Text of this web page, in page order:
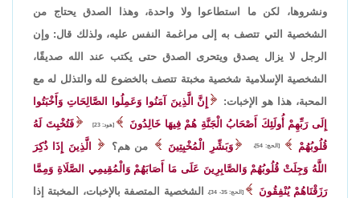
ونشروها، لكن ما استطاعوا ولا واحدة، وهذا الصدق يحتاج من
الشخصية التي تتصف به إلى مراغمة النفس عليه، ولذلك قال: وإن
الرجل لا يزال يصدق ويتحرى الصدق حتى يكتب عند الله صديقًا،
الشخصية الإسلامية شخصية مخبتة تتصف بالخضوع لله والتذلل له مع
المحبة، هذا هو الإخبات:
إِنَّ الَّذِينَ آمَنُوا وَعَمِلُوا الصَّالِحَاتِ وَأَخْبَتُوا
إِلَى رَبِّهِمْ أُولَئِكَ أَصْحَابُ الْجَنَّةِ هُمْ فِيهَا خَالِدُونَ
[هود: 23]
فَتُخْبِتَ لَهُ
قُلُوبُهُمْ
[الحج: 54]، وَبَشِّرِ الْمُخْبِتِينَ من هم؟
الَّذِينَ إِذَا ذُكِرَ
اللَّهُ وَجِلَتْ قُلُوبُهُمْ وَالصَّابِرِينَ عَلَى مَا أَصَابَهُمْ وَالْمُقِيمِي الصَّلَاةِ وَمِمَّا
رَزَقْنَاهُمْ يُنْفِقُونَ
[الحج: 35- 34]،
الشخصية المتصفة بالإخبات، المخبتة إذا